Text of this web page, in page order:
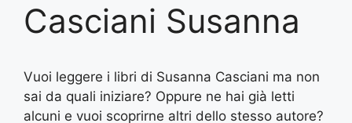
Casciani Susanna
Vuoi leggere i libri di Susanna Casciani ma non
sai da quali iniziare? Oppure ne hai già letti
alcuni e vuoi scoprirne altri dello stesso autore?